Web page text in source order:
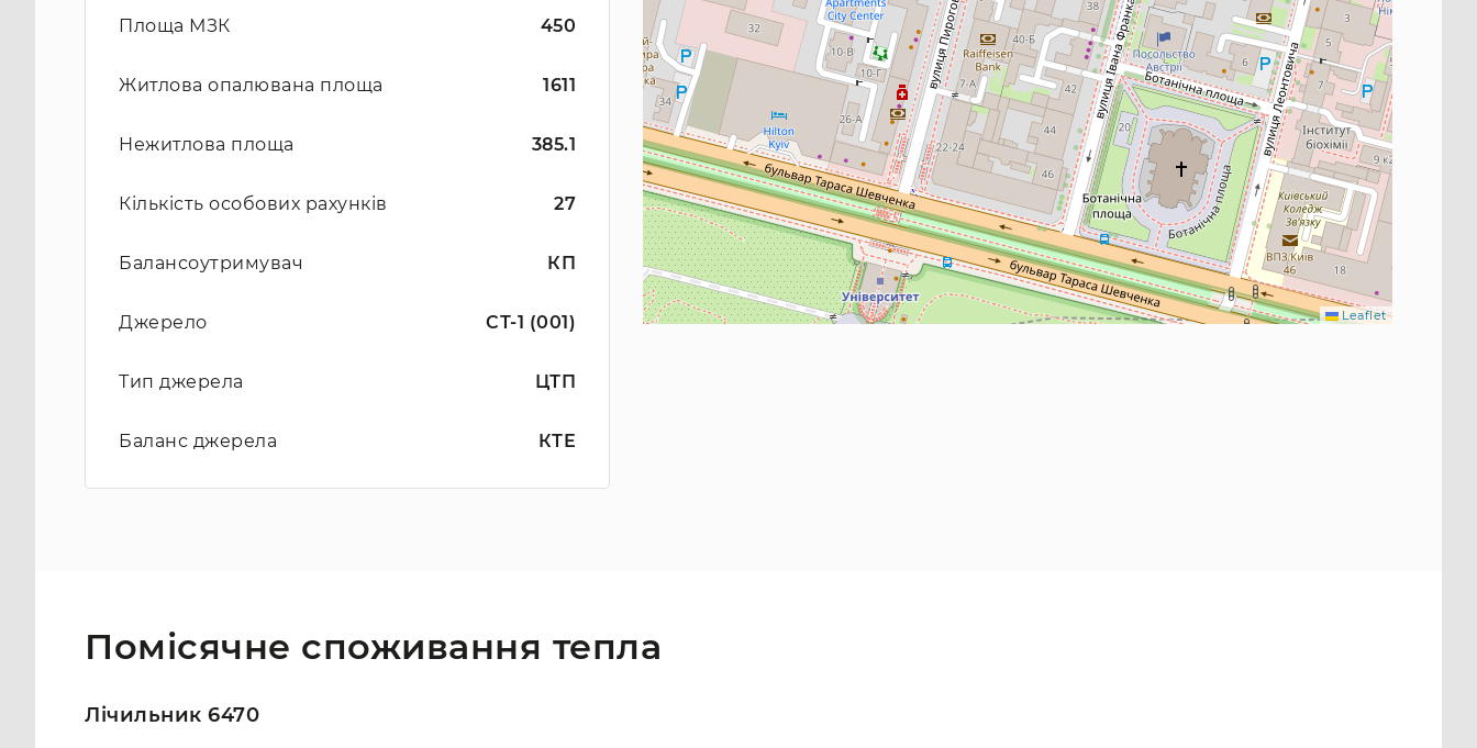
Площа МЗК 450
Житлова опалювана площа 1611
Нежитлова площа 385.1
Кількість особових рахунків 27
Балансоутримувач КП
Джерело СТ-1 (001)
Тип джерела ЦТП
Баланс джерела КТЕ
Leaflet
Помісячне споживання тепла
Лічильник 6470